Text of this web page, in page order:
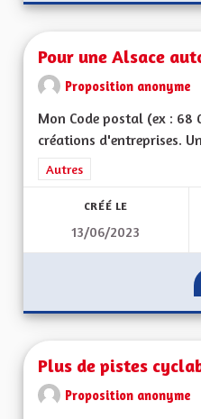
Pour une Alsace
Proposition anonyme
Mon Code postal (ex :
créations d'entreprises.
Filtrer les résultats de la
Autres
CRÉÉ LE
13/06/2023
Plus de pistes
Proposition anonyme